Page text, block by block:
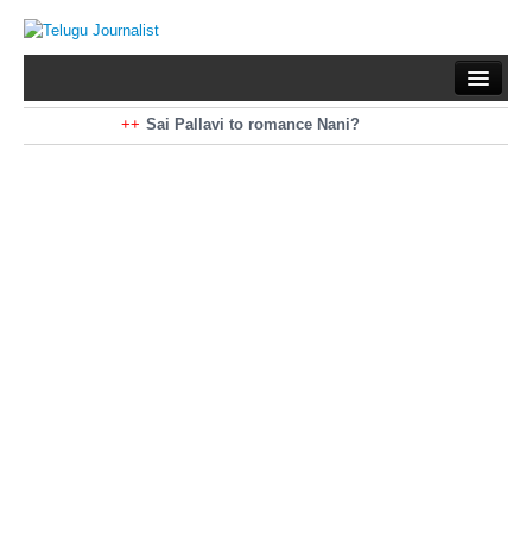
Sai Pallavi to romance Nani?
Kiara Advani to romance Pawan Kalyan